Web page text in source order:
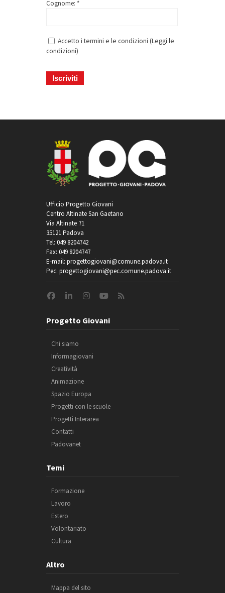
Cognome: *
Accetto i termini e le condizioni (Leggi le
condizioni)
Ufficio Progetto Giovani
Centro Altinate San Gaetano
Via Altinate 71
35121 Padova
Tel: 049 8204742
Fax: 049 8204747
E-mail: progettogiovani@comune.padova.it
Pec: progettogiovani@pec.comune.padova.it
Progetto Giovani
Chi siamo
Informagiovani
Creatività
Animazione
Spazio Europa
Progetti con le scuole
Progetti Interarea
Contatti
Padovanet
Temi
Formazione
Lavoro
Estero
Volontariato
Cultura
Altro
Mappa del sito